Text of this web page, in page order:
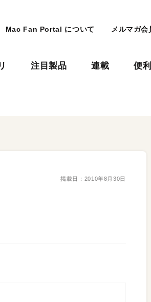
Mac Fan Portal について メルマガ会
注目製品 連載 便
掲載日： 2010年8月30日